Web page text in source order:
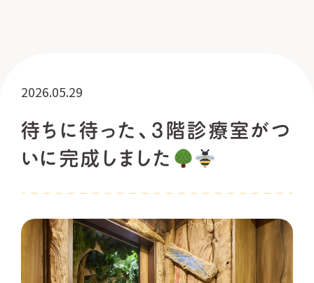
2026.05.29
待ちに待った、3階診療室がつ
いに完成しました